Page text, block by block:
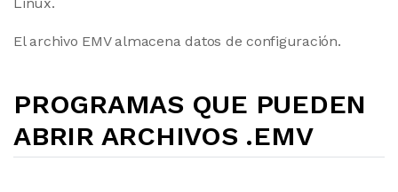
El archivo EMV almacena datos de configuración.
PROGRAMAS QUE PUEDEN
ABRIR ARCHIVOS .EMV